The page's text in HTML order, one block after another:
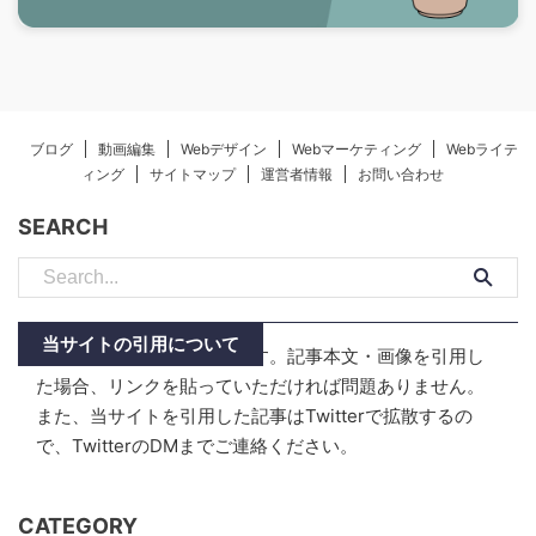
ブログ 動画編集 Webデザイン Webマーケティング
Webライテ
ィング
サイトマップ 運営者情報 お問い合わせ
SEARCH
当サイトの引用について
当サイトはリンクフリーです。記事本文・画像を引用し
た場合、リンクを貼っていただければ問題ありません。
また、当サイトを引用した記事はTwitterで拡散するの
で、TwitterのDMまでご連絡ください。
CATEGORY